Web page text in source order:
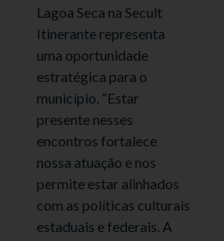
Lagoa Seca na Secult
Itinerante representa
uma oportunidade
estratégica para o
município. “Estar
presente nesses
encontros fortalece
nossa atuação e nos
permite estar alinhados
com as políticas culturais
estaduais e federais. A